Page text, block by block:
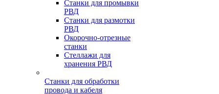
Станки для промывки
РВД
Станки для размотки
РВД
Окорочно-отрезные
станки
Стеллажи для
хранения РВД
Станки для обработки
провода и кабеля